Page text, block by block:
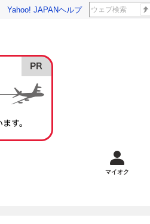
Yahoo! JAPANヘルプ
マイオク